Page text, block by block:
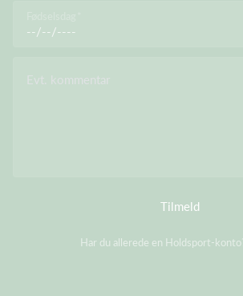
Tilmeld
Har du allerede en Holdsport-